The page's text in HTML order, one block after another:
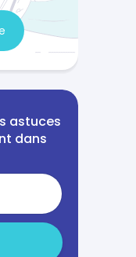
astuces
dans